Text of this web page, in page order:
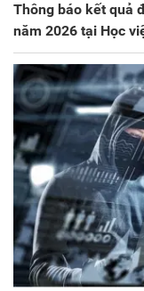
Thông báo kết quả
năm 2026 tại Học